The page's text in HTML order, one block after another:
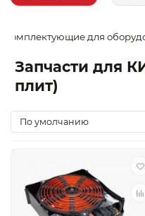
Комплектующие для
Запчасти для
плит)